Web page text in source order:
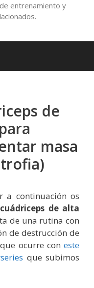
entrenamiento y
de
masa
a continuación os
de alta
de una rutina con
de destrucción de
ocurre con este
que subimos